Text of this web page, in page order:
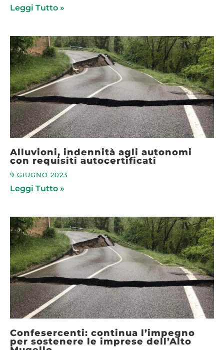
Leggi Tutto »
Alluvioni, indennità agli autonomi
con requisiti autocertificati
9 GIUGNO 2023
Leggi Tutto »
Confesercenti: continua l’impegno
per sostenere le imprese dell’Alto